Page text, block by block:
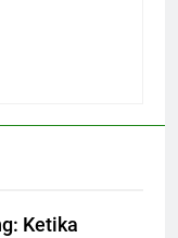
Ketika